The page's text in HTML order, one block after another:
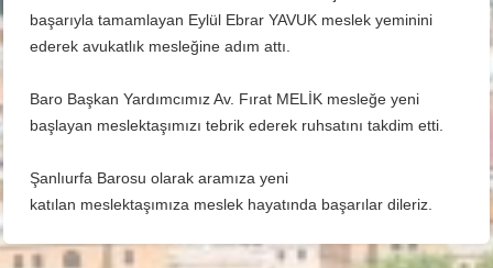
başarıyla tamamlayan Eylül Ebrar YAVUK meslek yeminini
ederek avukatlık mesleğine adım attı.
Baro Başkan Yardımcımız Av. Fırat MELİK mesleğe yeni
başlayan meslektaşımızı tebrik ederek ruhsatını takdim etti.
Şanlıurfa Barosu olarak aramıza yeni
katılan meslektaşımıza meslek hayatında başarılar dileriz.